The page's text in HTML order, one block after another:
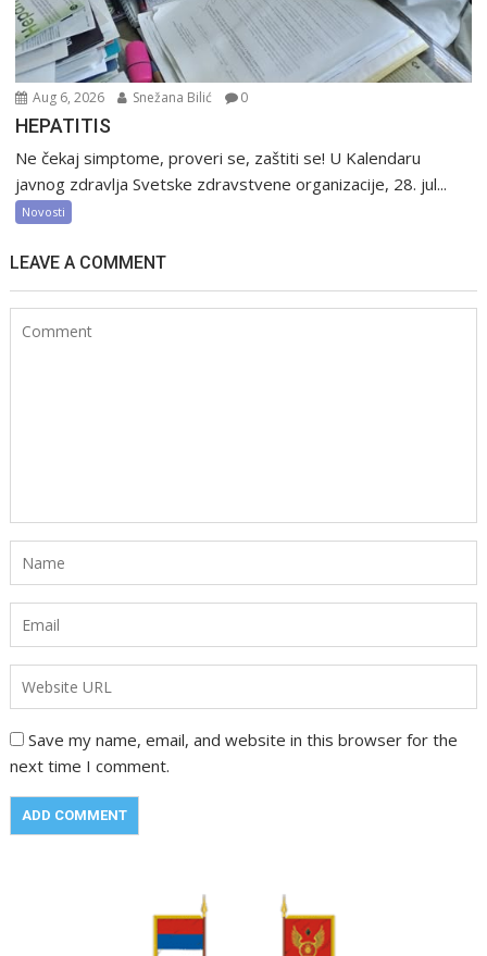
Aug 6, 2026 Snežana Bilić 0
HEPATITIS
Ne čekaj simptome, proveri se, zaštiti se! U Kalendaru
javnog zdravlja Svetske zdravstvene organizacije, 28. jul...
Novosti
LEAVE A COMMENT
Save my name, email, and website in this browser for the
next time I comment.